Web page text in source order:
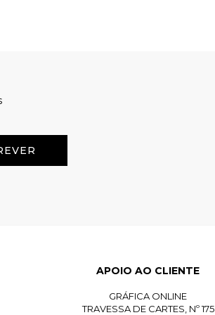
APOIO AO CLIENTE
GRÁFICA ONLINE
TRAVESSA DE CARTES, Nº 175